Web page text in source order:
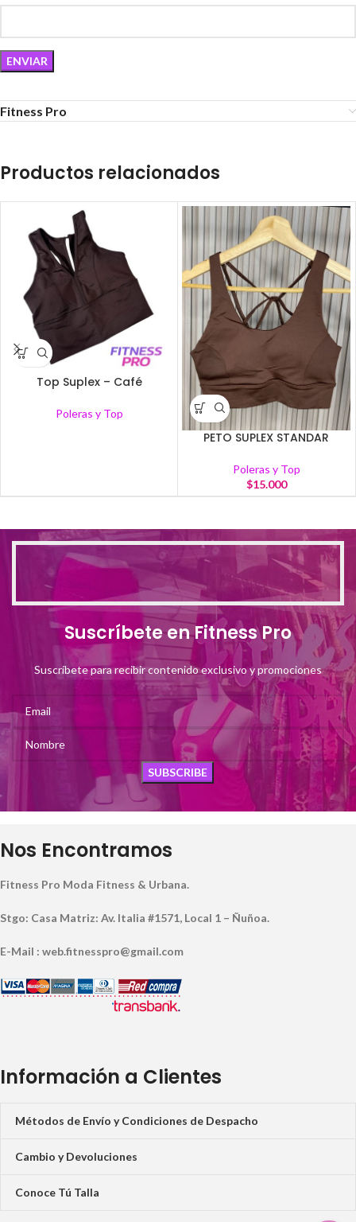
Fitness Pro
Productos relacionados
Top Suplex – Café
Poleras y Top
PETO SUPLEX STANDAR
Poleras y Top
$15.000
Suscríbete en Fitness Pro
Suscríbete para recibir contenido exclusivo y promociones
Nos Encontramos
Fitness Pro Moda Fitness & Urbana.
Stgo: Casa Matriz: Av. Italia #1571, Local 1 – Ñuñoa.
E-Mail : web.fitnesspro@gmail.com
Información a Clientes
Métodos de Envío y Condiciones de Despacho
Cambio y Devoluciones
Conoce Tú Talla